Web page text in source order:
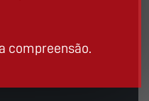
compreensão.